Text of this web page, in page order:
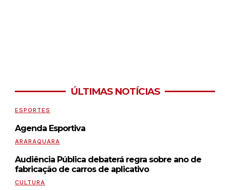
ÚLTIMAS NOTÍCIAS
ESPORTES
Agenda Esportiva
ARARAQUARA
Audiência Pública debaterá regra sobre ano de
fabricação de carros de aplicativo
CULTURA